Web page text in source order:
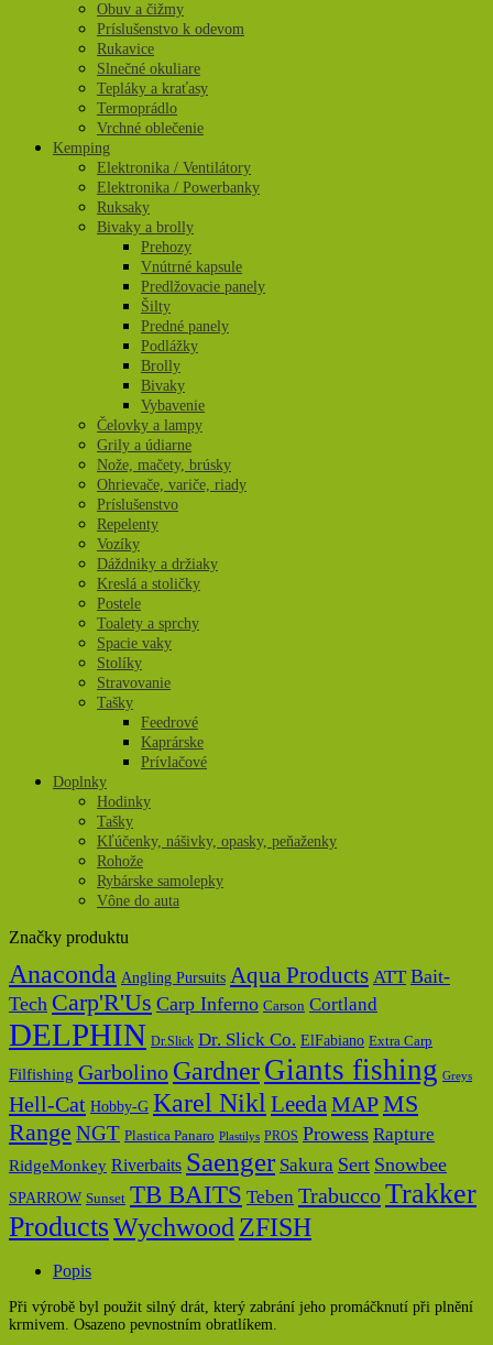
Obuv a čižmy
Príslušenstvo k odevom
Rukavice
Slnečné okuliare
Tepláky a kraťasy
Termoprádlo
Vrchné oblečenie
Kemping
Elektronika / Ventilátory
Elektronika / Powerbanky
Ruksaky
Bivaky a brolly
Prehozy
Vnútrné kapsule
Predlžovacie panely
Šilty
Predné panely
Podlážky
Brolly
Bivaky
Vybavenie
Čelovky a lampy
Grily a údiarne
Nože, mačety, brúsky
Ohrievače, variče, riady
Príslušenstvo
Repelenty
Vozíky
Dáždniky a držiaky
Kreslá a stoličky
Postele
Toalety a sprchy
Spacie vaky
Stolíky
Stravovanie
Tašky
Feedrové
Kaprárske
Prívlačové
Doplnky
Hodinky
Tašky
Kľúčenky, nášivky, opasky, peňaženky
Rohože
Rybárske samolepky
Vône do auta
Značky produktu
Anaconda Angling Pursuits Aqua Products ATT Bait-
Tech Carp'R'Us Carp Inferno Carson Cortland
DELPHIN Dr.Slick Dr. Slick Co. ElFabiano Extra Carp
Filfishing Garbolino GardnerGiants fishing Greys
Hell-Cat Hobby-G Karel Nikl Leeda MAPMS
Range NGT Plastica Panaro Plastilys PROS Prowess Rapture
RidgeMonkey Riverbaits Saenger Sakura Sert Snowbee
SPARROW Sunset TB BAITS Teben TrabuccoTrakker
ProductsWychwood ZFISH
Popis
Při výrobě byl použit silný drát, který zabrání jeho promáčknutí při plnění
krmivem. Osazeno pevnostním obratlíkem.